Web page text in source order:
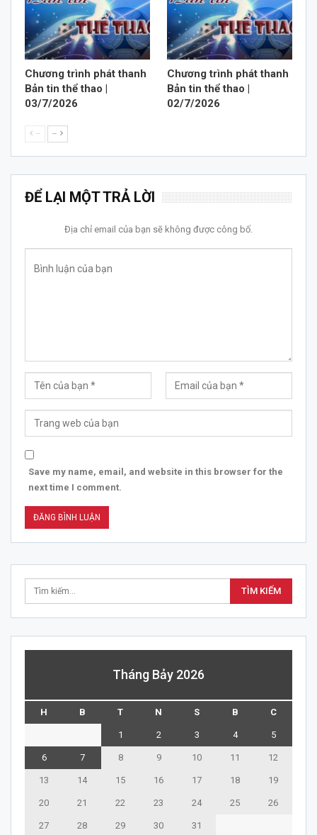
Chương trình phát thanh
Bản tin thể thao |
03/7/2026
Chương trình phát thanh
Bản tin thể thao |
02/7/2026
-- --
ĐỂ LẠI MỘT TRẢ LỜI
Địa chỉ email của bạn sẽ không được công bố.
Save my name, email, and website in this browser for the
next time I comment.
Tháng Bảy 2026
H B T N S B C
1 2 3 4 5
6 7 8 9 10 11 12
13 14 15 16 17 18 19
20 21 22 23 24 25 26
27 28 29 30 31